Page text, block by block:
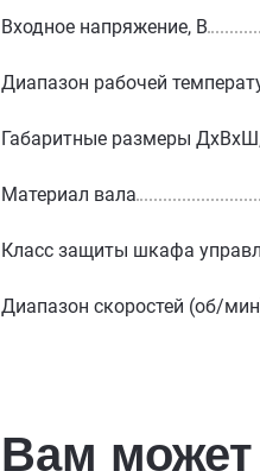
Входное напряжение, В
Диапазон рабочей
Габаритные размеры
Материал вала
Класс защиты шкафа
Диапазон скоростей (об/
Вам